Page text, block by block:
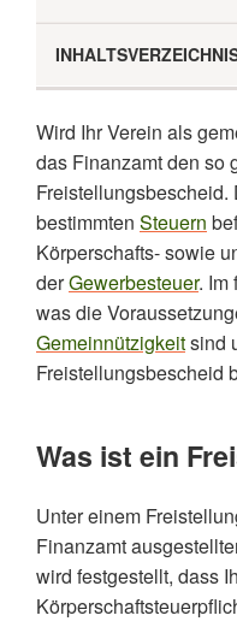
Welche Vorteile hat
Was sind die
Wie kann ich einen
beantragen?
FAQ zum Thema
Wird Ihr Verein als
das Finanzamt den so
Freistellungsbescheid.
bestimmten Steuern
Körperschafts- sowie
derGewerbesteuer. Im
was die
Gemeinnützigkeitsind
Freistellungsbescheid
Was ist ein
Unter einem
Finanzamt
wird festgestellt, dass